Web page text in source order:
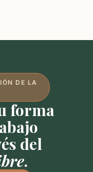
DE LA
forma
del
.